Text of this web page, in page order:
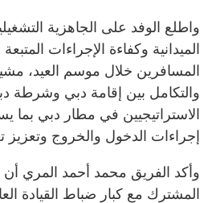
واطلع الوفد على الجاهزية
الميدانية وكفاءة الإجراءات
المسافرين خلال موسم العيد،
والتكامل بين إقامة دبي وشرطة
الاستراتيجيين في مطار دبي بما
إجراءات الدخول والخروج وتعزيز
وأكد الفريق محمد أحمد المري أن
المشترك مع كبار ضباط القيادة